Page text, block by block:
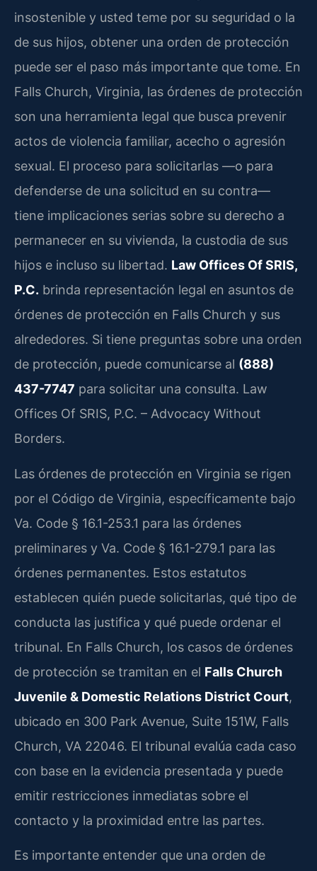
insostenible y usted teme por su seguridad o la
de sus hijos, obtener una orden de protección
puede ser el paso más importante que tome. En
Falls Church, Virginia, las órdenes de protección
son una herramienta legal que busca prevenir
actos de violencia familiar, acecho o agresión
sexual. El proceso para solicitarlas —o para
defenderse de una solicitud en su contra—
tiene implicaciones serias sobre su derecho a
permanecer en su vivienda, la custodia de sus
hijos e incluso su libertad. Law Offices Of SRIS,
P.C. brinda representación legal en asuntos de
órdenes de protección en Falls Church y sus
alrededores. Si tiene preguntas sobre una orden
de protección, puede comunicarse al (888)
437-7747 para solicitar una consulta. Law
Offices Of SRIS, P.C. – Advocacy Without
Borders.
Las órdenes de protección en Virginia se rigen
por el Código de Virginia, específicamente bajo
Va. Code § 16.1-253.1 para las órdenes
preliminares y Va. Code § 16.1-279.1 para las
órdenes permanentes. Estos estatutos
establecen quién puede solicitarlas, qué tipo de
conducta las justifica y qué puede ordenar el
tribunal. En Falls Church, los casos de órdenes
de protección se tramitan en el Falls Church
Juvenile & Domestic Relations District Court,
ubicado en 300 Park Avenue, Suite 151W, Falls
Church, VA 22046. El tribunal evalúa cada caso
con base en la evidencia presentada y puede
emitir restricciones inmediatas sobre el
contacto y la proximidad entre las partes.
Es importante entender que una orden de